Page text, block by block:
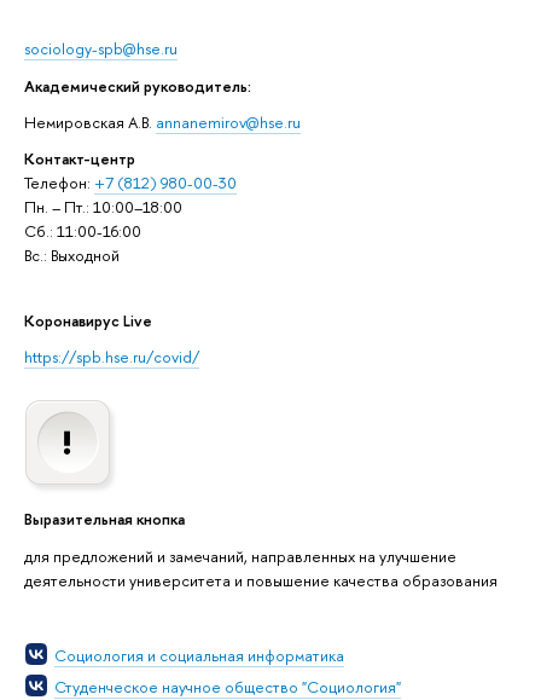
sociology-spb@hse.ru
Академический руководитель:
Немировская А.В. annanemirov@hse.ru
Контакт-центр
Телефон: +7 (812) 980-00-30
Пн. – Пт.: 10:00–18:00
Сб.: 11:00-16:00
Вс.: Выходной
Коронавирус Live
https://spb.hse.ru/covid/
Выразительная кнопка
для предложений и замечаний, направленных на улучшение
деятельности университета и повышение качества образования
Социология и социальная информатика
Студенческое научное общество "Социология"